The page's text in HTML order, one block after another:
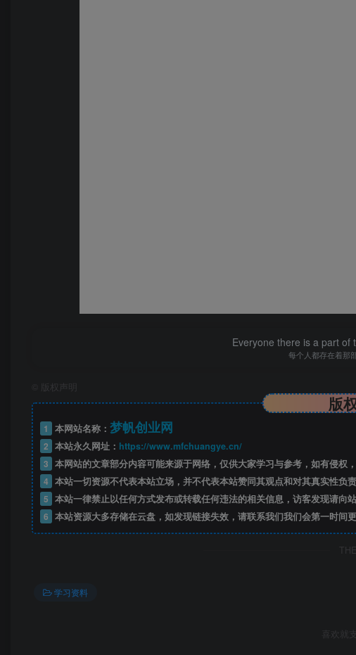
——预览已结束
开通会员后可免
Everyone there is a part of
每个人都存在着那
版权声明
版
1 本网站名称： 梦帆创业网
2 本站永久网址： https://www.mfchuangye.cn/
3 本网站的文章部分内容可能来源于网络，仅供大家学习与参考，如有侵权
4 本站一切资源不代表本站立场，并不代表本站赞同其观点和对其真实性负责
5 本站一律禁止以任何方式发布或转载任何违法的相关信息，访客发现请向
6 本站资源大多存储在云盘，如发现链接失效，请联系我们我们会第一时间更
学习资料
喜欢就